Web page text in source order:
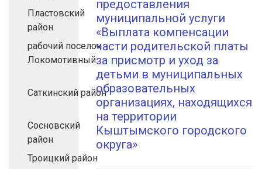
Пластовский
район
рабочий поселок
Локомотивный
Саткинский район
Сосновский
район
Троицкий район
предоставления
муниципальной услуги
«Выплата компенсации
части родительской платы
за присмотр и уход за
детьми в муниципальных
образовательных
организациях, находящихся
на территории
Кыштымского городского
округа»